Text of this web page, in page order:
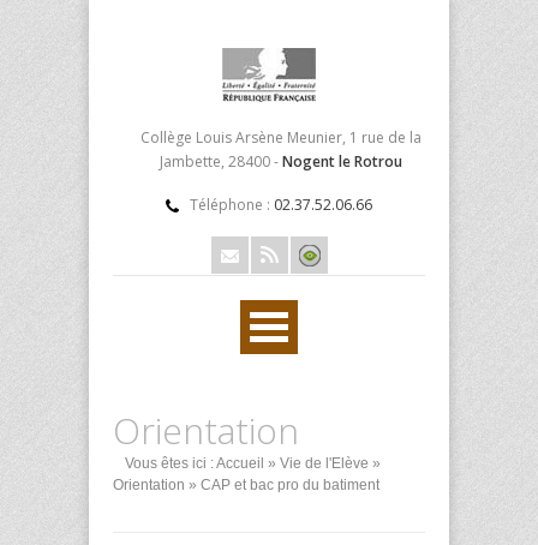
Collège Louis Arsène Meunier, 1 rue de la
Jambette, 28400 -Nogent le Rotrou
Téléphone : 02.37.52.06.66
Orientation
Vous êtes ici :Accueil » Vie de l'Elève »
Orientation » CAP et bac pro du batiment